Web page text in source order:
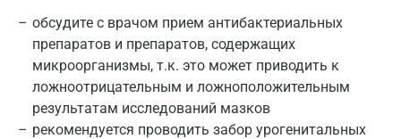
обсудите с врачом прием антибактериальных
препаратов и препаратов, содержащих
микроорганизмы, т.к. это может приводить к
ложноотрицательным и ложноположительным
результатам исследований мазков
рекомендуется проводить забор урогенитальных